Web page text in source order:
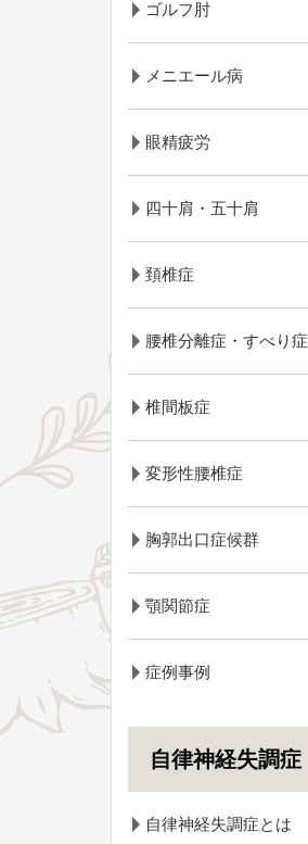
ゴルフ肘
メニエール病
眼精疲労
四十肩・五十肩
頚椎症
腰椎分離症・すべり症
椎間板症
変形性腰椎症
胸郭出口症候群
顎関節症
症例事例
自律神経失調症
自律神経失調症とは